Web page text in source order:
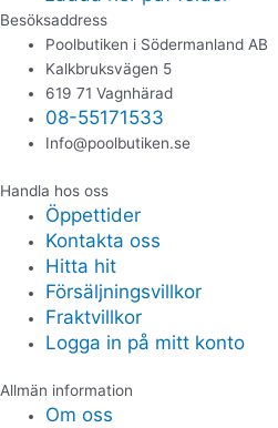
Besöksaddress
Poolbutiken i Södermanland AB
Kalkbruksvägen 5
619 71 Vagnhärad
08-55171533
Info@poolbutiken.se
Handla hos oss
Öppettider
Kontakta oss
Hitta hit
Försäljningsvillkor
Fraktvillkor
Logga in på mitt konto
Allmän information
Om oss